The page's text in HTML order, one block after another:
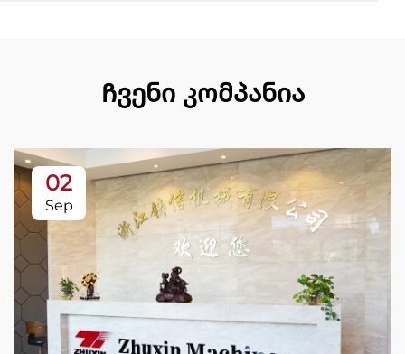
Ჩვენი კომპანია
02
Sep